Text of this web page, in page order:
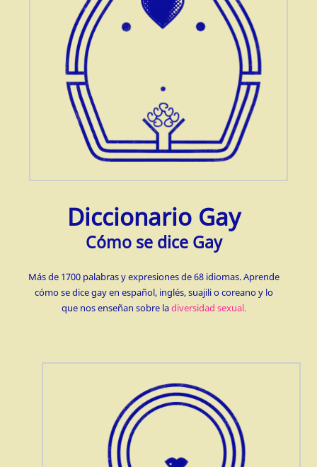
Diccionario Gay
Cómo se dice Gay
Más de 1700 palabras y expresiones de 68 idiomas. Aprende
cómo se dice gay en español, inglés, suajili o coreano y lo
que nos enseñan sobre ladiversidad sexual.